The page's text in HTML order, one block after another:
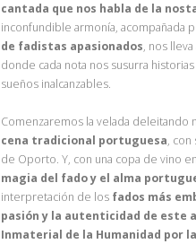
cantada que nos habla de la
inconfundible armonía, acompañada
de fadistas apasionados, nos
donde cada nota nos susurra
sueños inalcanzables.
Comenzaremos la velada deleitando
cena tradicional portuguesa, con
de Oporto. Y, con una copa de vino
magia del fado y el alma
interpretación de los fados más
pasión y la autenticidad de este
Inmaterial de la Humanidad por la